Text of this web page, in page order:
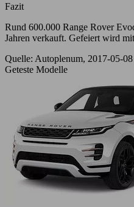
Fazit
Rund 600.000 Range Rover
Jahren verkauft. Gefeiert wird
Quelle: Autoplenum, 2017-05-08
Geteste Modelle